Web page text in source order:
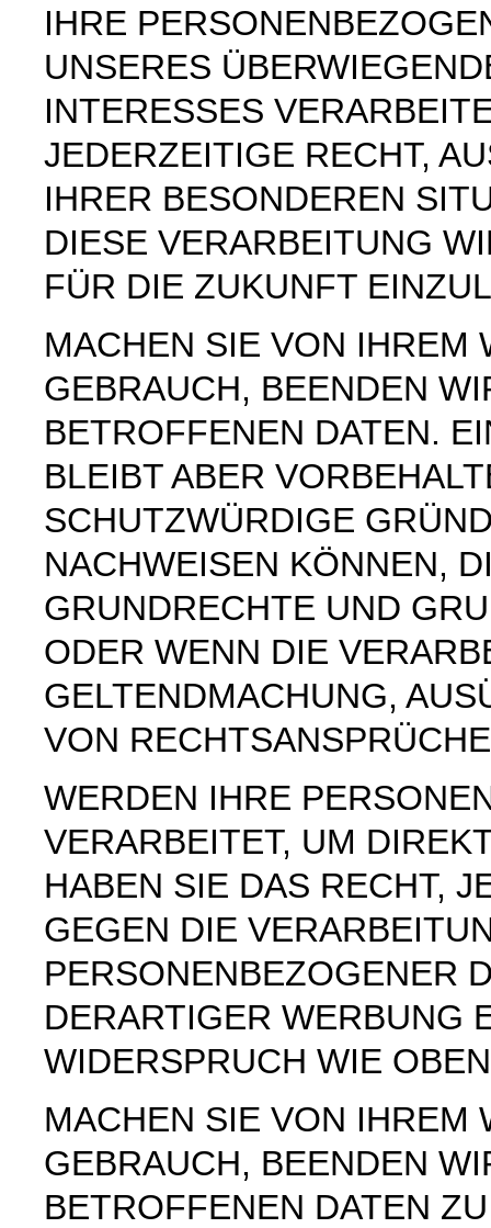
IHRE
UNSERES
INTERESSES
JEDERZEITIGE RECHT,
IHRER BESONDEREN
DIESE VERARBEITUNG
FÜR DIE ZUKUNFT
MACHEN SIE VON IHREM
GEBRAUCH, BEENDEN
BETROFFENEN DATEN.
BLEIBT ABER
SCHUTZWÜRDIGE
NACHWEISEN KÖNNEN,
GRUNDRECHTE UND
ODER WENN DIE
GELTENDMACHUNG,
VON
WERDEN IHRE
VERARBEITET, UM
HABEN SIE DAS RECHT,
GEGEN DIE
PERSONENBEZOGENER
DERARTIGER WERBUNG
WIDERSPRUCH WIE
MACHEN SIE VON IHREM
GEBRAUCH, BEENDEN
BETROFFENEN DATEN